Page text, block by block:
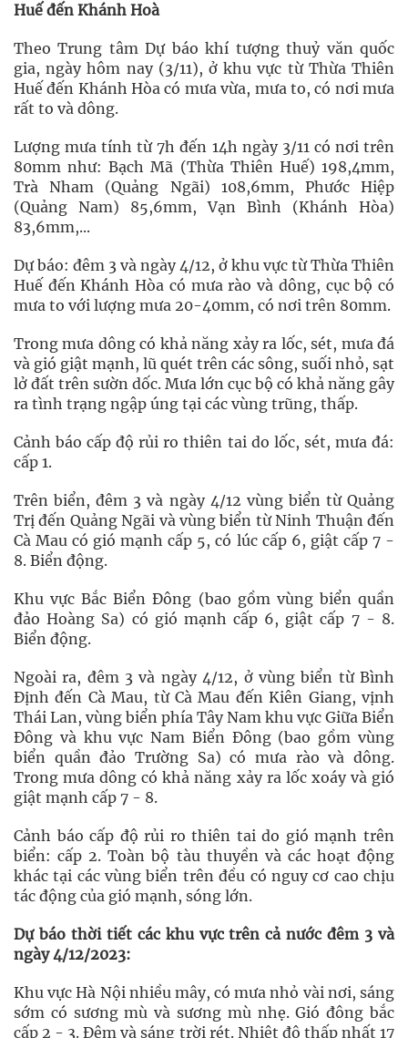
Huế đến Khánh Hoà
Theo Trung tâm Dự báo khí tượng thuỷ văn quốc
gia, ngày hôm nay (3/11), ở khu vực từ Thừa Thiên
Huế đến Khánh Hòa có mưa vừa, mưa to, có nơi mưa
rất to và dông.
Lượng mưa tính từ 7h đến 14h ngày 3/11 có nơi trên
80mm như: Bạch Mã (Thừa Thiên Huế) 198,4mm,
Trà Nham (Quảng Ngãi) 108,6mm, Phước Hiệp
(Quảng Nam) 85,6mm, Vạn Bình (Khánh Hòa)
83,6mm,...
Dự báo: đêm 3 và ngày 4/12, ở khu vực từ Thừa Thiên
Huế đến Khánh Hòa có mưa rào và dông, cục bộ có
mưa to với lượng mưa 20-40mm, có nơi trên 80mm.
Trong mưa dông có khả năng xảy ra lốc, sét, mưa đá
và gió giật mạnh, lũ quét trên các sông, suối nhỏ, sạt
lở đất trên sườn dốc. Mưa lớn cục bộ có khả năng gây
ra tình trạng ngập úng tại các vùng trũng, thấp.
Cảnh báo cấp độ rủi ro thiên tai do lốc, sét, mưa đá:
cấp 1.
Trên biển, đêm 3 và ngày 4/12 vùng biển từ Quảng
Trị đến Quảng Ngãi và vùng biển từ Ninh Thuận đến
Cà Mau có gió mạnh cấp 5, có lúc cấp 6, giật cấp 7 -
8. Biển động.
Khu vực Bắc Biển Đông (bao gồm vùng biển quần
đảo Hoàng Sa) có gió mạnh cấp 6, giật cấp 7 - 8.
Biển động.
Ngoài ra, đêm 3 và ngày 4/12, ở vùng biển từ Bình
Định đến Cà Mau, từ Cà Mau đến Kiên Giang, vịnh
Thái Lan, vùng biển phía Tây Nam khu vực Giữa Biển
Đông và khu vực Nam Biển Đông (bao gồm vùng
biển quần đảo Trường Sa) có mưa rào và dông.
Trong mưa dông có khả năng xảy ra lốc xoáy và gió
giật mạnh cấp 7 - 8.
Cảnh báo cấp độ rủi ro thiên tai do gió mạnh trên
biển: cấp 2. Toàn bộ tàu thuyền và các hoạt động
khác tại các vùng biển trên đều có nguy cơ cao chịu
tác động của gió mạnh, sóng lớn.
Dự báo thời tiết các khu vực trên cả nước đêm 3 và
ngày 4/12/2023:
Khu vực Hà Nội nhiều mây, có mưa nhỏ vài nơi, sáng
sớm có sương mù và sương mù nhẹ. Gió đông bắc
cấp 2 - 3. Đêm và sáng trời rét. Nhiệt độ thấp nhất 17